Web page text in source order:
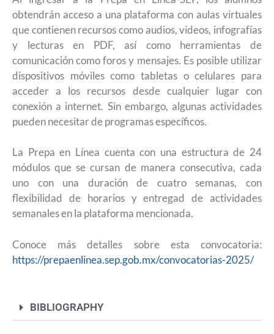
obtendrán acceso a una plataforma con aulas virtuales
que contienen recursos como audios, videos, infografías
y lecturas en PDF, así como herramientas de
comunicación como foros y mensajes. Es posible utilizar
dispositivos móviles como tabletas o celulares para
acceder a los recursos desde cualquier lugar con
conexión a internet. Sin embargo, algunas actividades
pueden necesitar de programas específicos.
La Prepa en Línea cuenta con una estructura de 24
módulos que se cursan de manera consecutiva, cada
uno con una duración de cuatro semanas, con
flexibilidad de horarios y entregad de actividades
semanales en la plataforma mencionada.
Conoce más detalles sobre esta convocatoria:
https://prepaenlinea.sep.gob.mx/convocatorias-2025/
BIBLIOGRAPHY